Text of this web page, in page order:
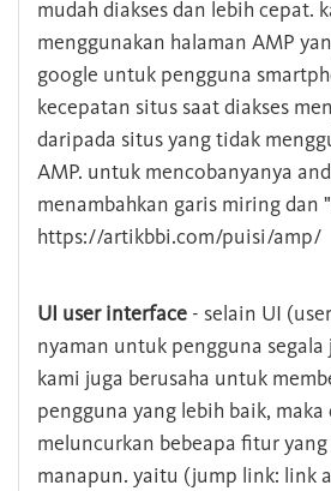
mudah diakses dan lebih cepat.
menggunakan halaman AMP
google untuk pengguna
kecepatan situs saat diakses
daripada situs yang tidak
AMP. untuk mencobanyanya
menambahkan garis miring dan
https://artikbbi.com/puisi/amp/
UI user interface - selain UI
nyaman untuk pengguna segala
kami juga berusaha untuk
pengguna yang lebih baik,
meluncurkan bebeapa fitur
manapun. yaitu (jump link: link